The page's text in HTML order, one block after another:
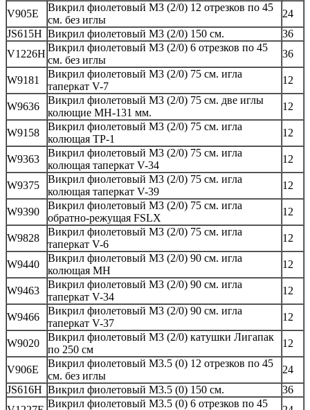
V905E
Викрил фиолетовый М3 (2/0) 12 отрезков по 45
см. без иглы
24
JS615H Викрил фиолетовый М3 (2/0) 150 см.
36
V1226H
Викрил фиолетовый М3 (2/0) 6 отрезков по 45
см. без иглы
36
W9181
Викрил фиолетовый М3 (2/0) 75 см. игла
таперкат V-7
12
W9636
Викрил фиолетовый М3 (2/0) 75 см. две иглы
колющие MH-131 мм.
12
W9158
Викрил фиолетовый М3 (2/0) 75 см. игла
колющая TP-1
12
W9363
Викрил фиолетовый М3 (2/0) 75 см. игла
колющая таперкат V-34
12
W9375
Викрил фиолетовый М3 (2/0) 75 см. игла
колющая таперкат V-39
12
W9390
Викрил фиолетовый М3 (2/0) 75 см. игла
обратно-режущая FSLX
12
W9828
Викрил фиолетовый М3 (2/0) 75 см. игла
таперкат V-6
12
W9440
Викрил фиолетовый М3 (2/0) 90 см. игла
колющая MH
12
W9463
Викрил фиолетовый М3 (2/0) 90 см. игла
таперкат V-34
12
W9466
Викрил фиолетовый М3 (2/0) 90 см. игла
таперкат V-37
12
W9020
Викрил фиолетовый М3 (2/0) катушки Лигапак
по 250 см
12
V906E
Викрил фиолетовый М3.5 (0) 12 отрезков по 45
см. без иглы
24
JS616H Викрил фиолетовый М3.5 (0) 150 см.
36
Викрил фиолетовый М3.5 (0) 6 отрезков по 45